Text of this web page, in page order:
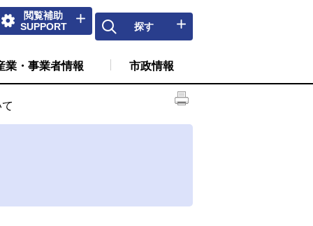
閲覧補助
SUPPORT
探す
業・事業者情報 市政情報